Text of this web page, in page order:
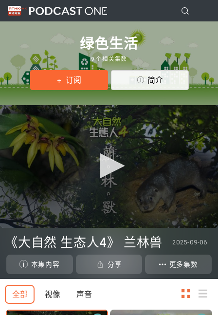
绿色生活
9 个相关集数
订阅 简介
seconds
seconds
《大自然 生态人4》 兰林兽 2025-09-06
本集内容 分享 更多集数
全部 视像 声音